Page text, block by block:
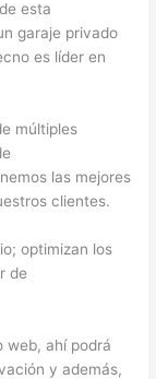
esta
garaje privado
es líder en
múltiples
las mejores
clientes.
optimizan los
de
web, ahí podrá
y además,